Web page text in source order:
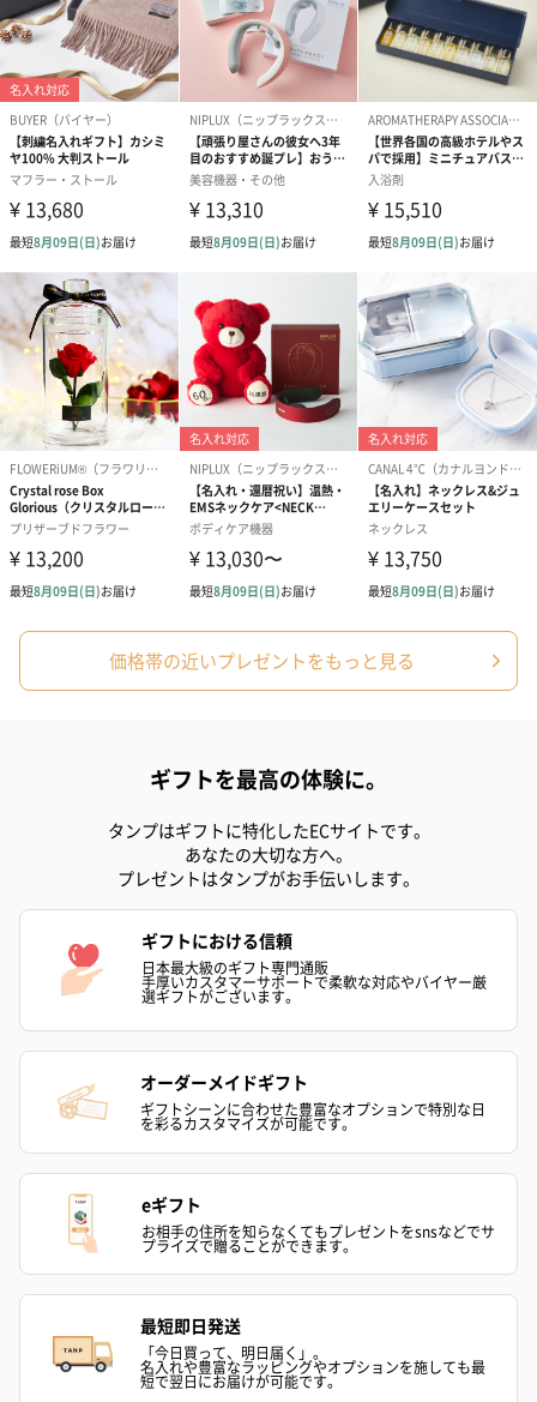
価格帯の近いプレゼントをもっと見る
ギフトを最高の体験に。
タンプはギフトに特化したECサイトです。
あなたの大切な方へ。
プレゼントはタンプがお手伝いします。
ギフトにおける信頼
日本最大級のギフト専門通販
手厚いカスタマーサポートで柔軟な対応やバイヤー厳
選ギフトがございます。
オーダーメイドギフト
ギフトシーンに合わせた豊富なオプションで特別な日
を彩るカスタマイズが可能です。
eギフト
お相手の住所を知らなくてもプレゼントをsnsなどでサ
プライズで贈ることができます。
最短即日発送
「今日買って、明日届く」。
名入れや豊富なラッピングやオプションを施しても最
短で翌日にお届けが可能です。